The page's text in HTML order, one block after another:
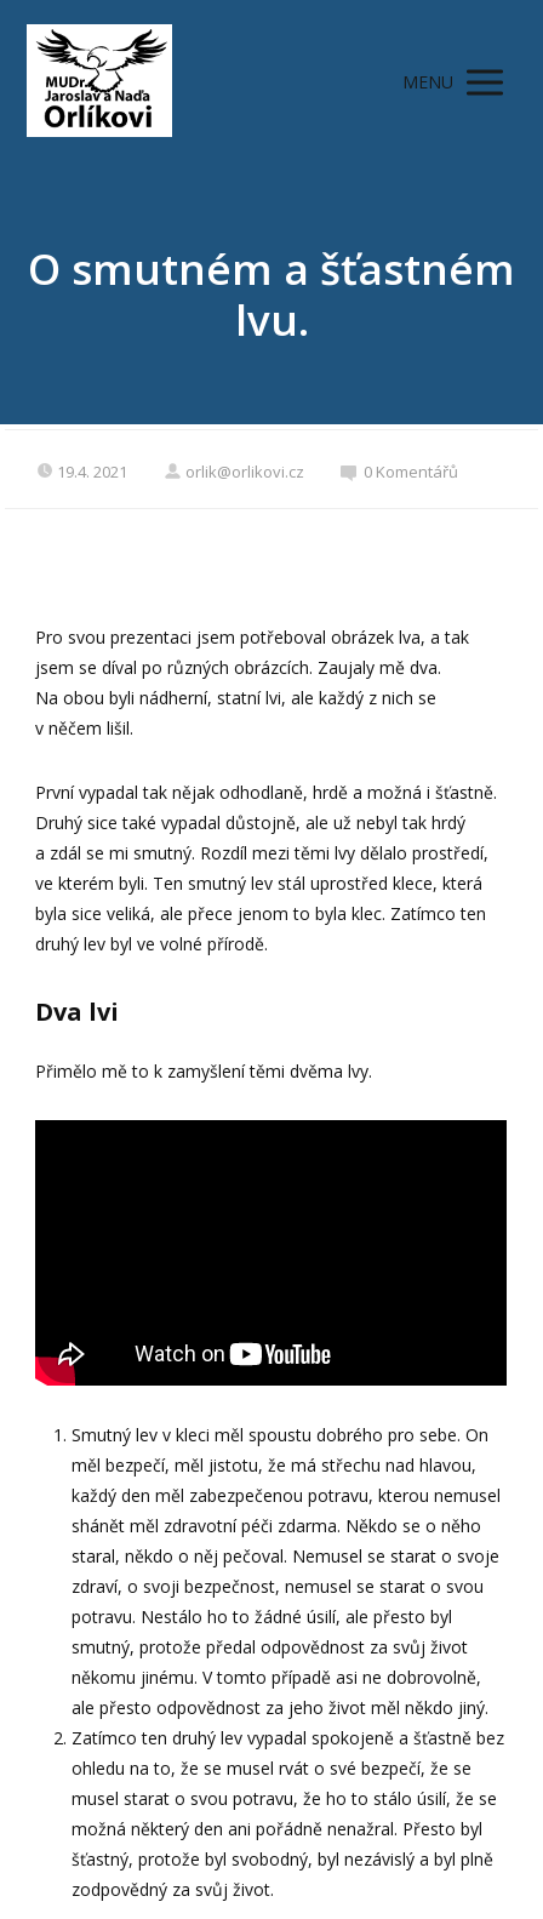
MENU
O smutném a šťastném
lvu.
19.4. 2021 orlik@orlikovi.cz 0 Komentářů
Pro svou prezentaci jsem potřeboval obrázek lva, a tak
jsem se díval po různých obrázcích. Zaujaly mě dva.
Na obou byli nádherní, statní lvi, ale každý z nich se
v něčem lišil.
První vypadal tak nějak odhodlaně, hrdě a možná i šťastně.
Druhý sice také vypadal důstojně, ale už nebyl tak hrdý
a zdál se mi smutný. Rozdíl mezi těmi lvy dělalo prostředí,
ve kterém byli. Ten smutný lev stál uprostřed klece, která
byla sice veliká, ale přece jenom to byla klec. Zatímco ten
druhý lev byl ve volné přírodě.
Dva lvi
Přimělo mě to k zamyšlení těmi dvěma lvy.
Smutný lev v kleci měl spoustu dobrého pro sebe. On
měl bezpečí, měl jistotu, že má střechu nad hlavou,
každý den měl zabezpečenou potravu, kterou nemusel
shánět měl zdravotní péči zdarma. Někdo se o něho
staral, někdo o něj pečoval. Nemusel se starat o svoje
zdraví, o svoji bezpečnost, nemusel se starat o svou
potravu. Nestálo ho to žádné úsilí, ale přesto byl
smutný, protože předal odpovědnost za svůj život
někomu jinému. V tomto případě asi ne dobrovolně,
ale přesto odpovědnost za jeho život měl někdo jiný.
Zatímco ten druhý lev vypadal spokojeně a šťastně bez
ohledu na to, že se musel rvát o své bezpečí, že se
musel starat o svou potravu, že ho to stálo úsilí, že se
možná některý den ani pořádně nenažral. Přesto byl
šťastný, protože byl svobodný, byl nezávislý a byl plně
zodpovědný za svůj život.